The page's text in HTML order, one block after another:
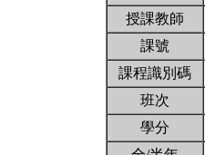
授課教師
課號
課程識別碼
班次
學分